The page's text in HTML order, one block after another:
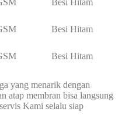
Besi Hitam
Besi Hitam
yang menarik dengan
atap membran bisa langsung
Kami selalu siap